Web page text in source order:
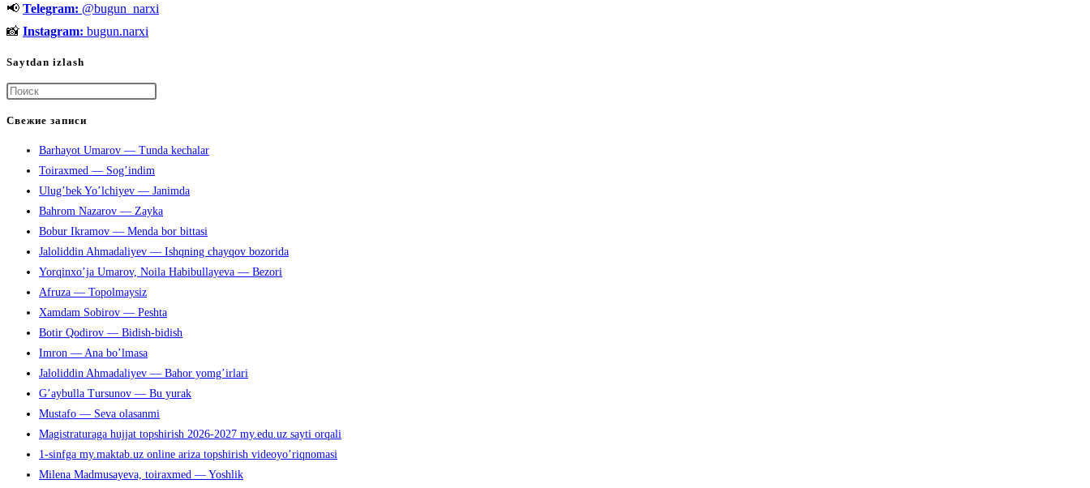
sentyabr
Toshkent
📢 Telegram: @bugun_narxi
📸 Instagram: bugun.narxi
Saytdan izlash
чтобы
панель
поиска.
Свежие записи
Barhayot Umarov — Tunda kechalar
Toiraxmed — Sog’indim
Ulug’bek Yo’lchiyev — Janimda
Bahrom Nazarov — Zayka
Bobur Ikramov — Menda bor bittasi
Jaloliddin Ahmadaliyev — Ishqning chayqov bozorida
Yorqinxo’ja Umarov, Noila Habibullayeva — Bezori
Afruza — Topolmaysiz
Xamdam Sobirov — Peshta
Botir Qodirov — Bidish-bidish
Imron — Ana bo’lmasa
Jaloliddin Ahmadaliyev — Bahor yomg’irlari
G’aybulla Tursunov — Bu yurak
Mustafo — Seva olasanmi
Magistraturaga hujjat topshirish 2026-2027 my.edu.uz sayti orqali
1-sinfga my.maktab.uz online ariza topshirish videoyo’riqnomasi
Milena Madmusayeva, toiraxmed — Yoshlik